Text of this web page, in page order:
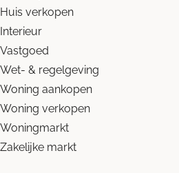
Huis verkopen
Interieur
Vastgoed
Wet- & regelgeving
Woning aankopen
Woning verkopen
Woningmarkt
Zakelijke markt